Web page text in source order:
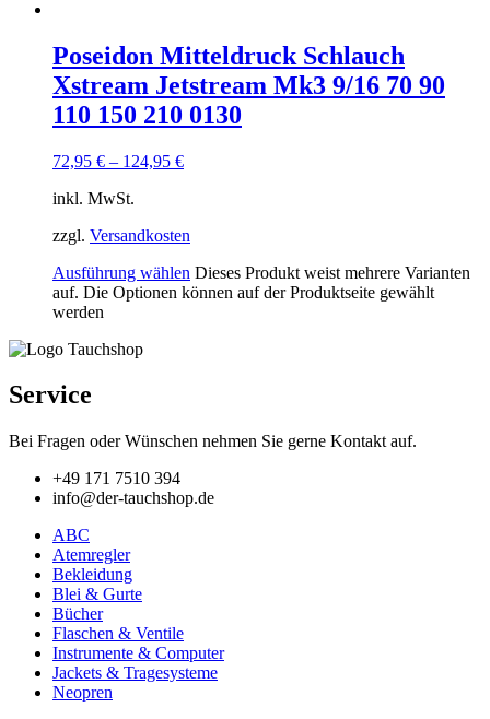
Poseidon Mitteldruck Schlauch
Xstream Jetstream Mk3 9/16 70 90
110 150 210 0130
72,95 € – 124,95 €
inkl. MwSt.
zzgl. Versandkosten
Ausführung wählen Dieses Produkt weist mehrere Varianten
auf. Die Optionen können auf der Produktseite gewählt
werden
Service
Bei Fragen oder Wünschen nehmen Sie gerne Kontakt auf.
+49 171 7510 394
info@der-tauchshop.de
ABC
Atemregler
Bekleidung
Blei & Gurte
Bücher
Flaschen & Ventile
Instrumente & Computer
Jackets & Tragesysteme
Neopren